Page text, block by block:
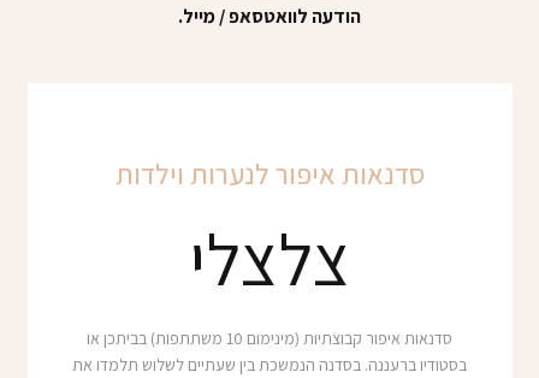
הודעה לוואטסאפ / מייל.
סדנאות איפור לנערות וילדות
צלצלי
סדנאות איפור קבוצתיות (מינימום 10 משתתפות) בביתכן או
בסטודיו ברעננה. בסדנה הנמשכת בין שעתיים לשלוש תלמדו את